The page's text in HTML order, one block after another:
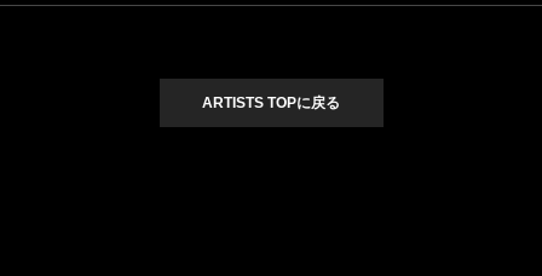
ARTISTS TOPに戻る